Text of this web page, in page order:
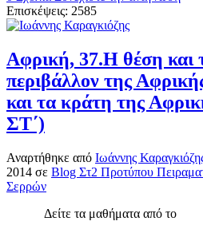
Επισκέψεις: 2585
Αφρική, 37.Η θέση και
περιβάλλον της
και τα κράτη της
ΣΤ΄)
Αναρτήθηκε από Ιωάννης
2014 σε Blog Στ2 Προτύπου
Σερρών
Δείτε τα μαθήματα από το